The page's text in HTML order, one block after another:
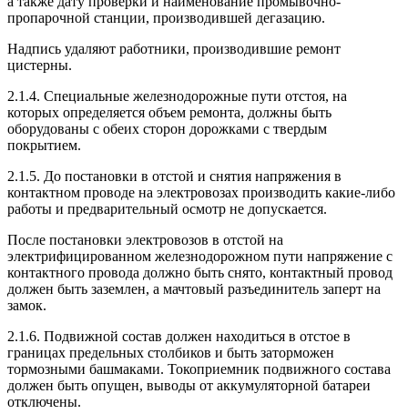
пропарочной станции, производившей дегазацию.
Надпись удаляют работники, производившие ремонт
цистерны.
2.1.4. Специальные железнодорожные пути отстоя, на
которых определяется объем ремонта, должны быть
оборудованы с обеих сторон дорожками с твердым
покрытием.
2.1.5. До постановки в отстой и снятия напряжения в
контактном проводе на электровозах производить какие-либо
работы и предварительный осмотр не допускается.
После постановки электровозов в отстой на
электрифицированном железнодорожном пути напряжение с
контактного провода должно быть снято, контактный провод
должен быть заземлен, а мачтовый разъединитель заперт на
замок.
2.1.6. Подвижной состав должен находиться в отстое в
границах предельных столбиков и быть заторможен
тормозными башмаками. Токоприемник подвижного состава
должен быть опущен, выводы от аккумуляторной батареи
отключены.